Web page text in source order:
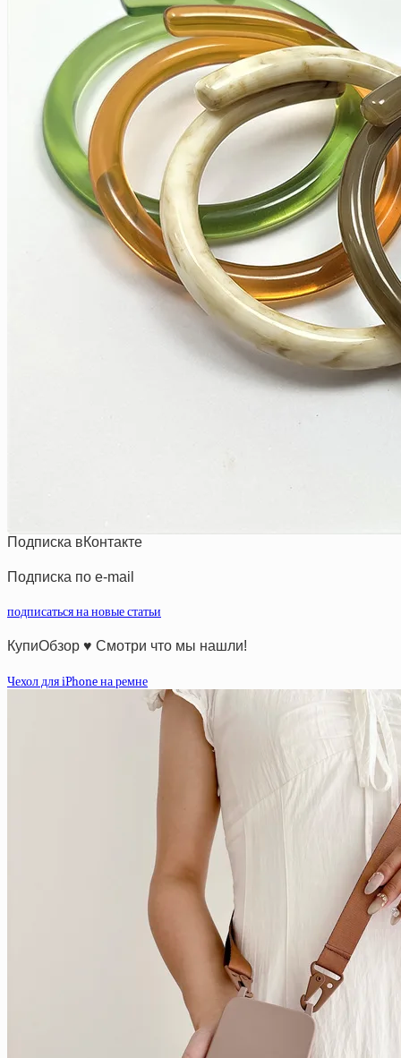
Подписка вКонтакте
Подписка по e-mail
подписаться на новые статьи
КупиОбзор ♥ Смотри что мы нашли!
Чехол для iPhone на ремне